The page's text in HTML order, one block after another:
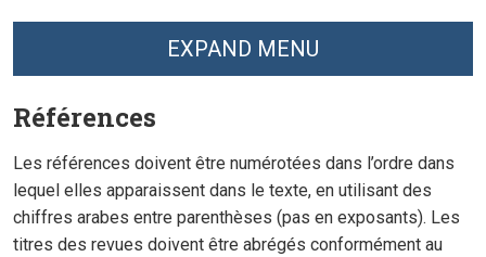
Références
Les références doivent être numérotées dans l’ordre dans
lequel elles apparaissent dans le texte, en utilisant des
chiffres arabes entre parenthèses (pas en exposants). Les
titres des revues doivent être abrégés conformément au
EXPAND MENU